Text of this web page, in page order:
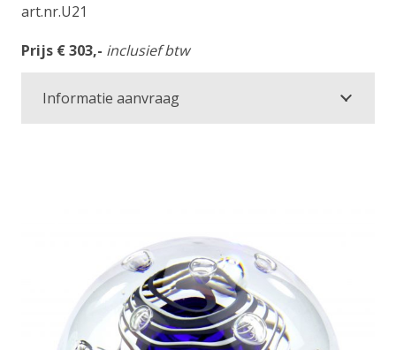
art.nr.U21
Prijs € 303,- inclusief btw
Informatie aanvraag